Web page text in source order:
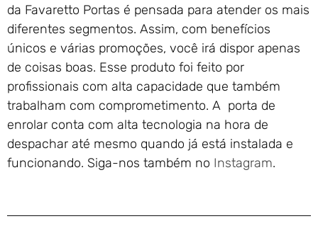
da Favaretto Portas é pensada para atender os mais
diferentes segmentos. Assim, com benefícios
únicos e várias promoções, você irá dispor apenas
de coisas boas. Esse produto foi feito por
profissionais com alta capacidade que também
trabalham com comprometimento. A porta de
enrolar conta com alta tecnologia na hora de
despachar até mesmo quando já está instalada e
funcionando. Siga-nos também no Instagram.